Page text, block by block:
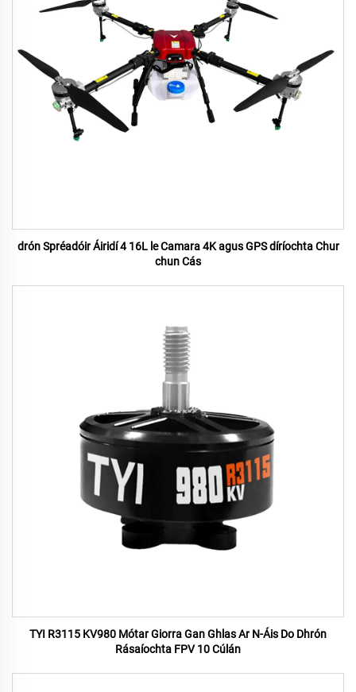
drón Spréadóir Áiridí 4 16L le Camara 4K agus GPS díríochta Chur
chun Cás
TYI R3115 KV980 Mótar Giorra Gan Ghlas Ar N-Áis Do Dhrón
Rásaíochta FPV 10 Cúlán